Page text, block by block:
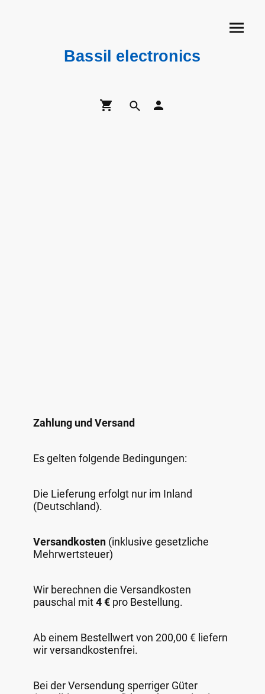
Bassil electronics
Zahlung und Versand
Es gelten folgende Bedingungen:
Die Lieferung erfolgt nur im Inland
(Deutschland).
Versandkosten (inklusive gesetzliche
Mehrwertsteuer)
Wir berechnen die Versandkosten
pauschal mit4 € pro Bestellung.
Ab einem Bestellwert von 200,00 € liefern
wir versandkostenfrei.
Bei der Versendung sperriger Güter